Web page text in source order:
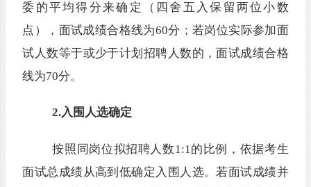
委的平均得分来确定
（ 四舍五入保留两位小数
点 ） ， 面试成绩合格线为60分； 若岗位实际参加面
试人数等于或少于计划招聘人数的， 面试成绩合格
线为70分。
2.入围人选确定
按照同岗位拟招聘人数1:1的比例，依据考生
面试总成绩从高到低确定入围人选。 若面试成绩并